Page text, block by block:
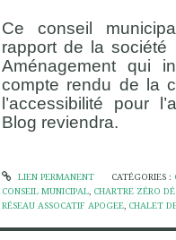
Ce conseil
rapport de la société
Aménagement qui
compte rendu de la
l’accessibilité pour
Blog reviendra.
LIEN PERMANENT CATÉGORIES :
CONSEIL MUNICIPAL, CHARTRE ZÉRO
RÉSEAU ASSOCATIF APOGEE, CHALET